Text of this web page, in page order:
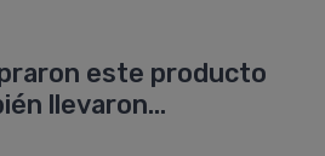
este producto
llevaron...